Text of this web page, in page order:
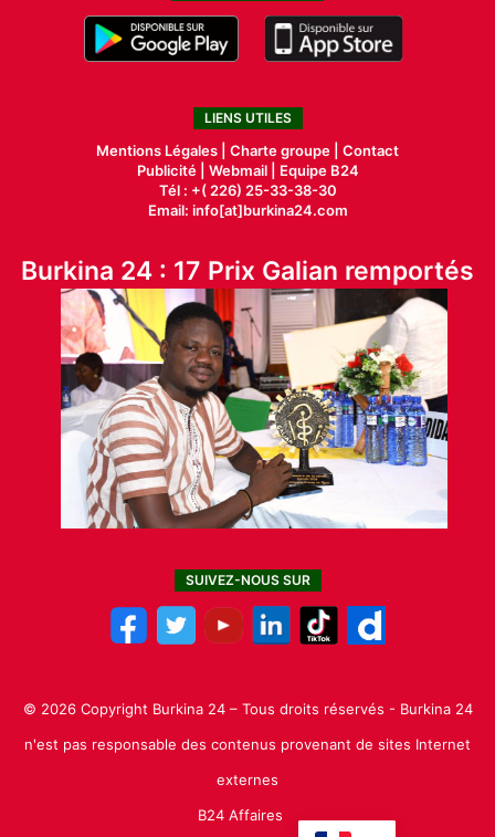
LIENS UTILES
Mentions Légales | Charte groupe | Contact
Publicité| Webmail |
Equipe B24
Tél : +( 226) 25-33-38-30
Email: info[at]burkina24.com
Burkina 24 : 17 Prix Galian remportés
SUIVEZ-NOUS SUR
© 2026 Copyright Burkina 24 – Tous droits réservés - Burkina 24
n'est pas responsable des contenus provenant de sites Internet
externes
B24 Affaires